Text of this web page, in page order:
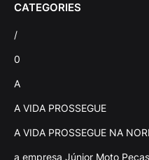
CATEGORIES
/
0
A
A VIDA PROSSEGUE
A VIDA PROSSEGUE NA
a empresa Júnior Moto